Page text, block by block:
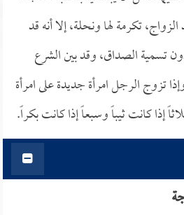
تكرمة لها ونحلة، إلا أنه قد
تسمية الصداق، وقد بين الشرع
تزوج الرجل امرأة جديدة على امرأة
إذا كانت ثيباً وسبعاً إذا كانت بكراً.